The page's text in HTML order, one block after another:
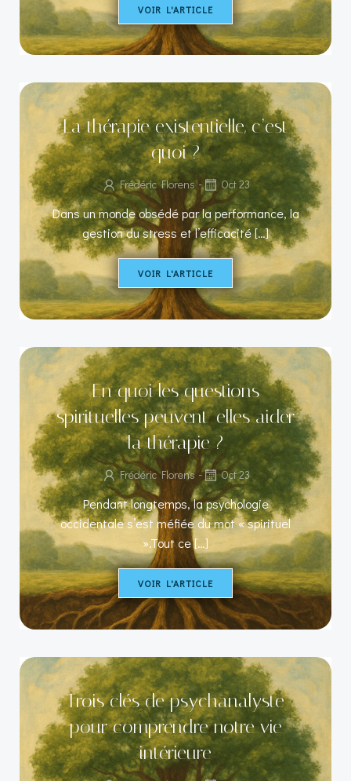
VOIR L'ARTICLE
La thérapie existentielle, c’est
quoi ?
Frédéric Florens - Oct 23
Dans un monde obsédé par la performance, la
gestion du stress et l’efficacité […]
VOIR L'ARTICLE
En quoi les questions
spirituelles peuvent-elles aider
la thérapie ?
Frédéric Florens - Oct 23
Pendant longtemps, la psychologie
occidentale s’est méfiée du mot « spirituel
».Tout ce […]
VOIR L'ARTICLE
Trois clés de psychanalyste
pour comprendre notre vie
intérieure